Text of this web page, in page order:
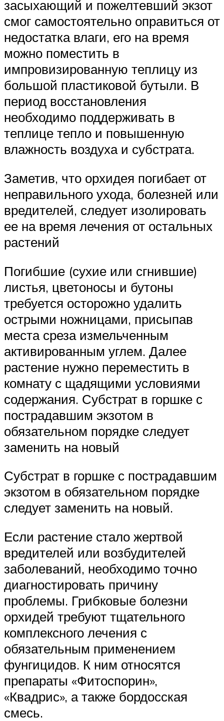
засыхающий и пожелтевший экзот
смог самостоятельно оправиться от
недостатка влаги, его на время
можно поместить в
импровизированную теплицу из
большой пластиковой бутыли. В
период восстановления
необходимо поддерживать в
теплице тепло и повышенную
влажность воздуха и субстрата.
Заметив, что орхидея погибает от
неправильного ухода, болезней или
вредителей, следует изолировать
ее на время лечения от остальных
растений
Погибшие (сухие или сгнившие)
листья, цветоносы и бутоны
требуется осторожно удалить
острыми ножницами, присыпав
места среза измельченным
активированным углем. Далее
растение нужно переместить в
комнату с щадящими условиями
содержания. Субстрат в горшке с
пострадавшим экзотом в
обязательном порядке следует
заменить на новый
Субстрат в горшке с пострадавшим
экзотом в обязательном порядке
следует заменить на новый.
Если растение стало жертвой
вредителей или возбудителей
заболеваний, необходимо точно
диагностировать причину
проблемы. Грибковые болезни
орхидей требуют тщательного
комплексного лечения с
обязательным применением
фунгицидов. К ним относятся
препараты «Фитоспорин»,
«Квадрис», а также бордосская
смесь.